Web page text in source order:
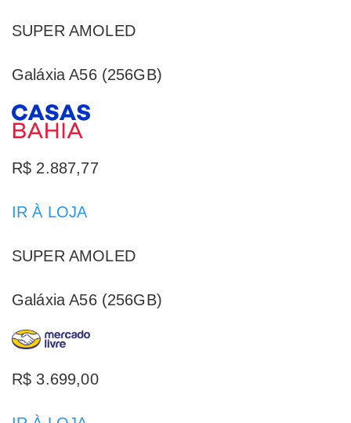
SUPER AMOLED
Galáxia A56 (256GB)
R$ 2.887,77
IR À LOJA
SUPER AMOLED
Galáxia A56 (256GB)
R$ 3.699,00